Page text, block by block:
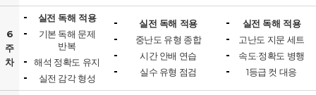
6
주
차
실전 독해 적용
기본 독해 문제
반복
해석 정확도 유지
실전 감각 형성
실전 독해 적용
중난도 유형 종합
시간 안배 연습
실수 유형 점검
실전 독해 적용
고난도 지문 세트
속도·정확도 병행
1등급 컷 대응